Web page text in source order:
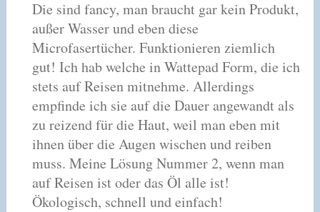
Die sind fancy, man braucht gar kein Produkt,
außer Wasser und eben diese
Microfasertücher. Funktionieren ziemlich
gut! Ich hab welche in Wattepad Form, die ich
stets auf Reisen mitnehme. Allerdings
empfinde ich sie auf die Dauer angewandt als
zu reizend für die Haut, weil man eben mit
ihnen über die Augen wischen und reiben
muss. Meine Lösung Nummer 2, wenn man
auf Reisen ist oder das Öl alle ist!
Ökologisch, schnell und einfach!